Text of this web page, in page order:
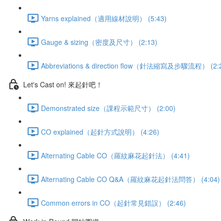
Yarns explained（適用線材說明） (5:43)
Gauge & sizing（密度及尺寸） (2:13)
Abbreviations & direction flow（針法縮寫及步驟流程）
Let's Cast on! 來起針吧！
Demonstrated size（課程示範尺寸） (2:00)
CO explained（起針方式說明） (4:26)
Alternating Cable CO（羅紋麻花起針法） (4:41)
Alternating Cable CO Q&A（羅紋麻花起針法問答） (4:04)
Common errors in CO（起針常見錯誤） (2:46)